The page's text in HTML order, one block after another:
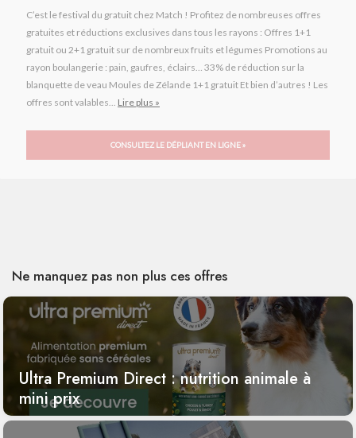
C’est le festival du gratuit chez Match ! Profitez de nombreuses offres
gratuites et réductions exclusives dans tous les rayons : Offres 1+1
gratuit ou 2+1 gratuit sur de nombreux fruits et légumes Promotions au
rayon boulangerie : pain, gaufres, éclairs… 33% de réduction sur la
blanquette de veau Moules de Zélande 1+1 gratuit Et bien d’autres ! Les
offres sont valables... Lire plus »
CONSULTEZ LE DÉPLIANT EN LIGNE »
Ne manquez pas non plus ces offres
Ultra Premium Direct : nutrition animale à
mini prix